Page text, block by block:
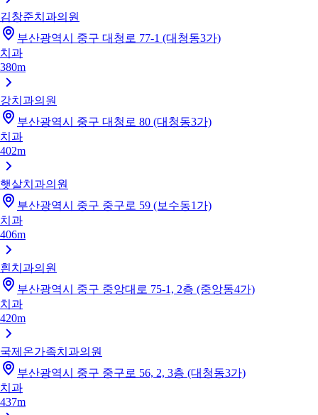
김창준치과의원
부산광역시 중구 대청로 77-1 (대청동3가)
치과
380m
강치과의원
부산광역시 중구 대청로 80 (대청동3가)
치과
402m
햇살치과의원
부산광역시 중구 중구로 59 (보수동1가)
치과
406m
흰치과의원
부산광역시 중구 중앙대로 75-1, 2층 (중앙동4가)
치과
420m
국제온가족치과의원
부산광역시 중구 중구로 56, 2, 3층 (대청동3가)
치과
437m